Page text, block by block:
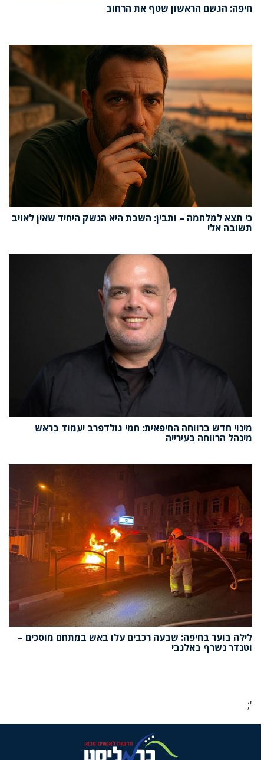
חיפה: הגשם הראשון שטף את הרחוב
כי תצא למלחמה – ותבין: השבת היא הנשק היחיד שאין לאויב
תשובה אלי
מינוי חדש ברווחה החיפאית: חמי גולדפרב יעמוד בראש
מינהל הרווחה בעירייה
לילה בוער בחיפה: שבעה רכבים עלו באש במתחם מוסכים –
וטנדר נשרף באלנבי
';